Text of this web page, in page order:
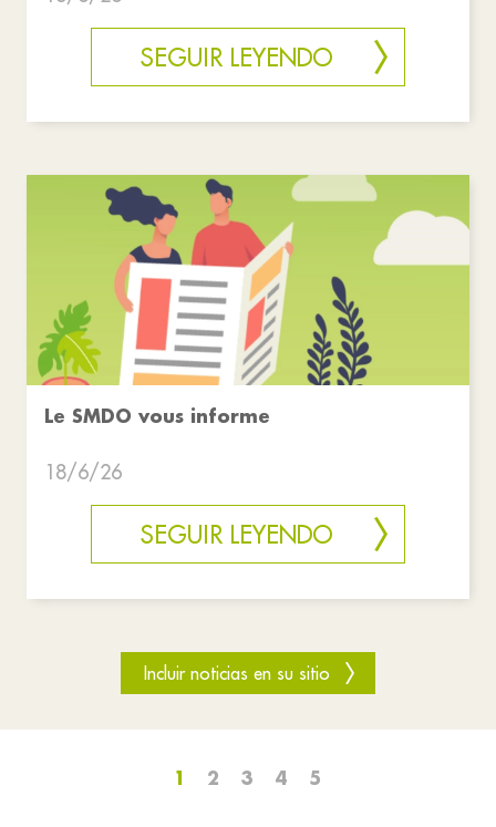
SEGUIR LEYENDO
Le SMDO vous informe
18/6/26
SEGUIR LEYENDO
Incluir noticias en su sitio
1 2 3 4 5